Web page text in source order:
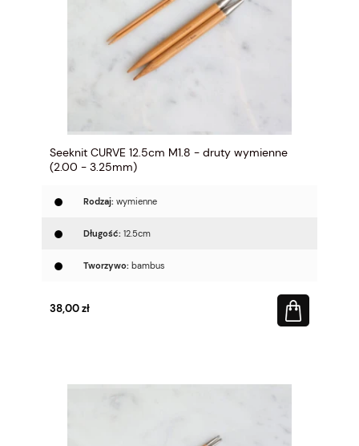
Seeknit CURVE 12.5cm M1.8 - druty wymienne
(2.00 - 3.25mm)
Rodzaj: wymienne
Długość: 12.5cm
Tworzywo: bambus
38,00 zł